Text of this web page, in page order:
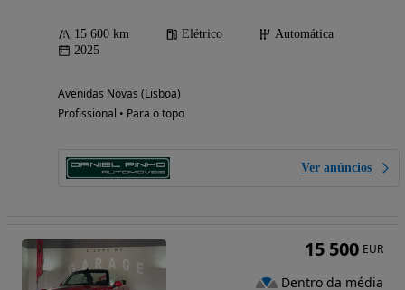
15 600 km Elétrico
Automática
2025
Avenidas Novas (Lisboa)
Profissional • Para o topo
Ver anúncios
15 500 EUR
Dentro da média